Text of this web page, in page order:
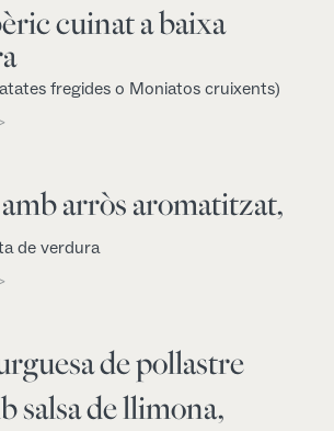
cuinat a baixa
fregides o Moniatos cruixents)
arròs aromatitzat,
de verdura
de pollastre
salsa de llimona,